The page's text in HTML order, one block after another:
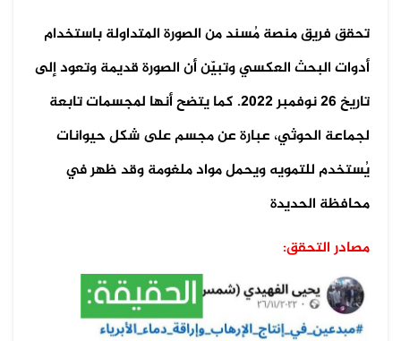
تحقق فريق منصة مُسند من الصورة المتداولة باستخدام
أدوات البحث العكسي وتبيّن أن الصورة قديمة وتعود إلى
تاريخ 26 نوفمبر 2022. كما يتضح أنها لمجسمات تابعة
لجماعة الحوثي، عبارة عن مجسم على شكل حيوانات
يُستخدم للتمويه ويحمل مواد ملغومة وقد ظهر في
محافظة الحديدة
مصادر التحقق: